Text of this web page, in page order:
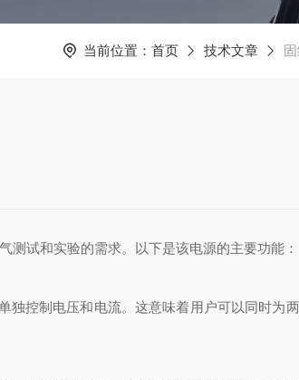
当前位置： 首页 技术文章
试和实验的需求。以下是该电源的主要功能：
独控制电压和电流。这意味着用户可以同时为